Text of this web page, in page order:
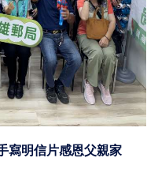
好聲音 串流音樂播報